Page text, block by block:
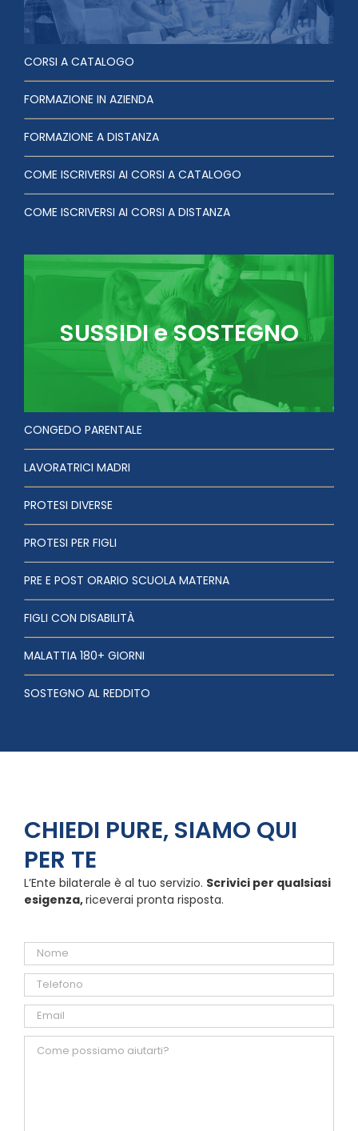
CORSI A CATALOGO
FORMAZIONE IN AZIENDA
FORMAZIONE A DISTANZA
COME ISCRIVERSI AI CORSI A CATALOGO
COME ISCRIVERSI AI CORSI A DISTANZA
SUSSIDI e SOSTEGNO
CONGEDO PARENTALE
LAVORATRICI MADRI
PROTESI DIVERSE
PROTESI PER FIGLI
PRE E POST ORARIO SCUOLA MATERNA
FIGLI CON DISABILITÀ
MALATTIA 180+ GIORNI
SOSTEGNO AL REDDITO
CHIEDI PURE, SIAMO QUI
PER TE
L’Ente bilaterale è al tuo servizio. Scrivici per qualsiasi
esigenza,riceverai pronta risposta.